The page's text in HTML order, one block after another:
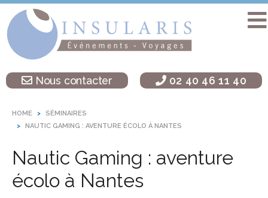
Accueil
Séminaire
sur une île
Teambuilding
d’entreprise
Autres
Nous contacter 02 40 46 11 40
HOME
SÉMINAIRES
NAUTIC GAMING : AVENTURE ÉCOLO À NANTES
Nautic Gaming : aventure
écolo à Nantes